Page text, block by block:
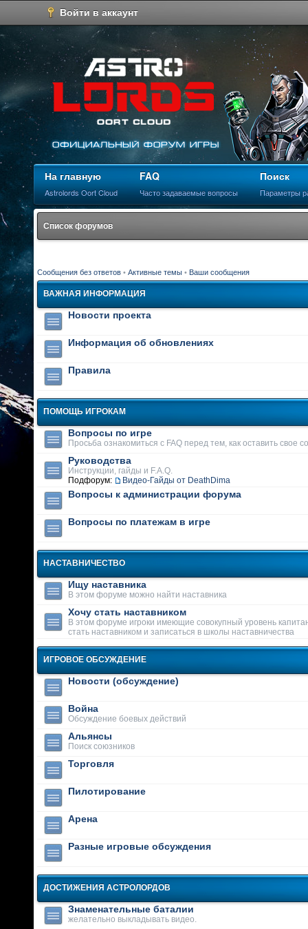
Войти в аккаунт
На главную
Astrolords Oort Cloud
FAQ
Часто задаваемые вопросы
Поиск
Параметры
Список форумов
Сообщения без ответов • Активные темы • Ваши сообщения
ВАЖНАЯ ИНФОРМАЦИЯ
Новости проекта
Информация об обновлениях
Правила
ПОМОЩЬ ИГРОКАМ
Вопросы по игре
Просьба ознакомиться с FAQ перед тем, как оставить свое
Руководства
Инструкции, гайды и F.A.Q.
Подфорум:
Видео-Гайды от DeathDima
Вопросы к администрации форума
Вопросы по платежам в игре
НАСТАВНИЧЕСТВО
Ищу наставника
В этом форуме можно найти наставника
Хочу стать наставником
В этом форуме игроки имеющие совокупный уровень
стать наставником и записаться в школы наставничества
ИГРОВОЕ ОБСУЖДЕНИЕ
Новости (обсуждение)
Война
Обсуждение боевых действий
Альянсы
Поиск союзников
Торговля
Пилотирование
Арена
Разные игровые обсуждения
ДОСТИЖЕНИЯ АСТРОЛОРДОВ
Знаменательные баталии
желательно выкладывать видео.